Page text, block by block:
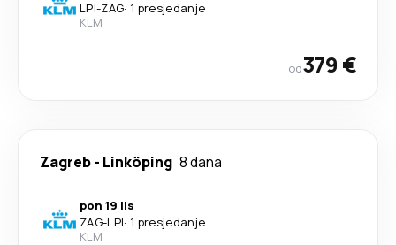
LPI-ZAG· 1 presjedanje
KLM
od379 €
Zagreb- Linköping 8 dana
pon 19 lis
ZAG-LPI· 1 presjedanje
KLM